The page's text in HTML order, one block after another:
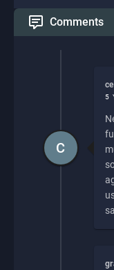
Comments
5
C